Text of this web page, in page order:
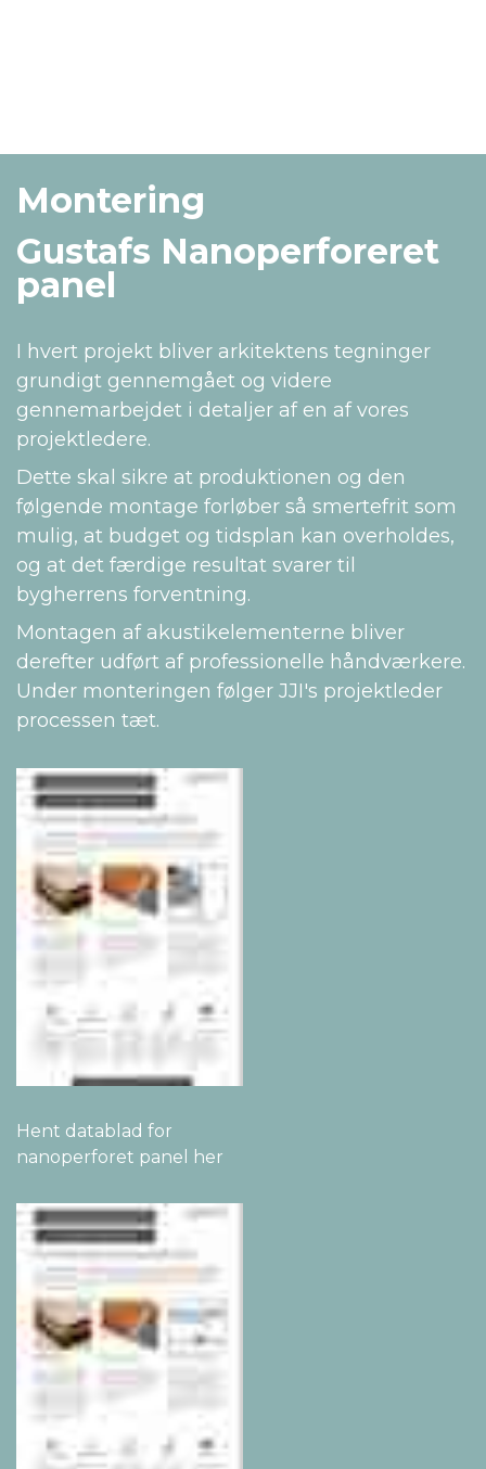
Montering
Gustafs Nanoperforeret
panel
I hvert projekt bliver arkitektens tegninger
grundigt gennemgået og videre
gennemarbejdet i detaljer af en af vores
projektledere.
Dette skal sikre at produktionen og den
følgende montage forløber så smertefrit som
mulig, at budget og tidsplan kan overholdes,
og at det færdige resultat svarer til
bygherrens forventning.
Montagen af akustikelementerne bliver
derefter udført af professionelle håndværkere.
Under monteringen følger JJI's projektleder
processen tæt.
Hent datablad for
nanoperforet panel her